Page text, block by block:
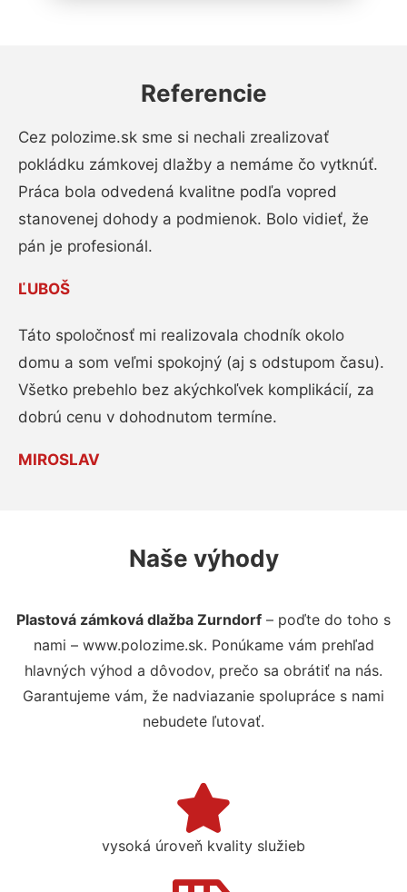
Referencie
Cez polozime.sk sme si nechali zrealizovať
pokládku zámkovej dlažby a nemáme čo vytknúť.
Práca bola odvedená kvalitne podľa vopred
stanovenej dohody a podmienok. Bolo vidieť, že
pán je profesionál.
ĽUBOŠ
Táto spoločnosť mi realizovala chodník okolo
domu a som veľmi spokojný (aj s odstupom času).
Všetko prebehlo bez akýchkoľvek komplikácií, za
dobrú cenu v dohodnutom termíne.
MIROSLAV
Naše výhody
Plastová zámková dlažba Zurndorf – poďte do toho s
nami – www.polozime.sk. Ponúkame vám prehľad
hlavných výhod a dôvodov, prečo sa obrátiť na nás.
Garantujeme vám, že nadviazanie spolupráce s nami
nebudete ľutovať.
vysoká úroveň kvality služieb